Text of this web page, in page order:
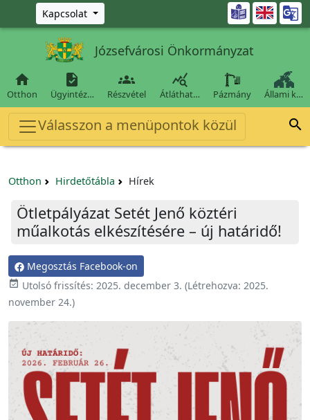
Ugrás a fő tartalomra
Kapcsolat 
Józsefvárosi Önkormányzat

Otthon

Ügyintéz…

Részvétel

Átláthat… Pázmány Állami k…
Válasszon a menüpontok közül 
Otthon Hirdetőtábla Hírek
Ötletpályázat Setét Jenő köztéri
műalkotás elkészítésére – új határidő!
Megosztás Facebook-on
 Utolsó frissítés: 2025. december 3. (Létrehozva: 2025.
november 24.)